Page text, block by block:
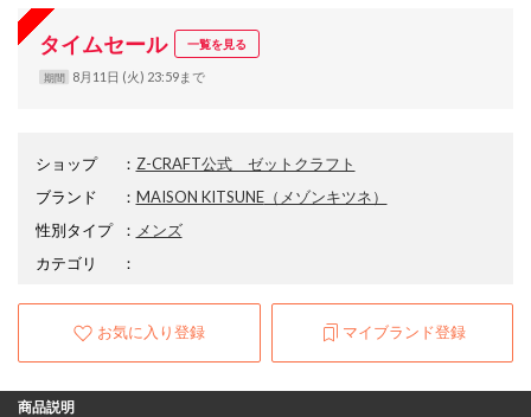
タイムセール 一覧を見る
期間 8月11日 (火) 23:59まで
ショップ ： Z-CRAFT公式 ゼットクラフト
ブランド
： MAISON KITSUNE（メゾンキツネ）
性別タイプ
： メンズ
カテゴリ
：
お気に入り登録 マイブランド登録
商品説明